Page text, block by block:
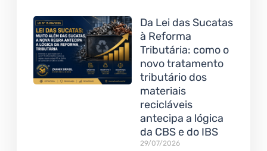
Da Lei das Sucatas
à Reforma
Tributária: como o
novo tratamento
tributário dos
materiais
recicláveis
antecipa a lógica
da CBS e do IBS
29/07/2026